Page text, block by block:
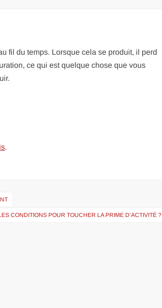
fil du temps. Lorsque cela se produit, il perd
ce qui est quelque chose que vous
.
CONDITIONS POUR TOUCHER LA PRIME D’ACTIVITÉ ?